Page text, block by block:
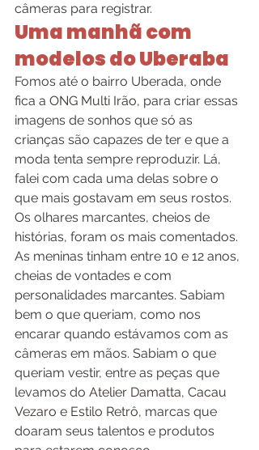
câmeras para registrar.
Uma manhã com
modelos do Uberaba
Fomos até o bairro Uberada, onde
fica a ONG Multi Irão, para criar essas
imagens de sonhos que só as
crianças são capazes de ter e que a
moda tenta sempre reproduzir. Lá,
falei com cada uma delas sobre o
que mais gostavam em seus rostos.
Os olhares marcantes, cheios de
histórias, foram os mais comentados.
As meninas tinham entre 10 e 12 anos,
cheias de vontades e com
personalidades marcantes. Sabiam
bem o que queriam, como nos
encarar quando estávamos com as
câmeras em mãos. Sabiam o que
queriam vestir, entre as peças que
levamos do Atelier Damatta, Cacau
Vezaro e Estilo Retrô, marcas que
doaram seus talentos e produtos